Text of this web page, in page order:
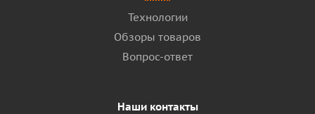
Технологии
Обзоры товаров
Вопрос-ответ
Наши контакты